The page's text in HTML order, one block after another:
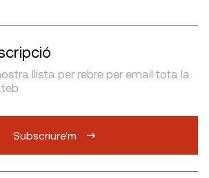
llista per rebre per email tota la
Subscriure'm